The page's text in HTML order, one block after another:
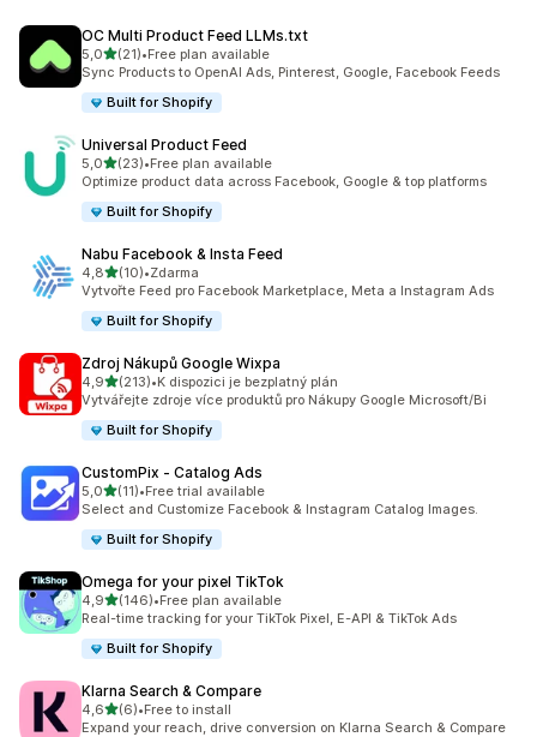
OC Multi Product Feed LLMs.txt
5,0z 5 hvězd
(21)
Celkový počet recenzí: 21
•Free plan available
Sync Products to OpenAI Ads, Pinterest, Google, Facebook Feeds
Built for Shopify
Universal Product Feed
5,0z 5 hvězd
(23)
Celkový počet recenzí: 23
•Free plan available
Optimize product data across Facebook, Google & top platforms
Built for Shopify
Nabu Facebook & Insta Feed
4,8z 5 hvězd
(10)
Celkový počet recenzí: 10
•Zdarma
Vytvořte Feed pro Facebook Marketplace, Meta a Instagram Ads
Built for Shopify
Zdroj Nákupů Google Wixpa
4,9z 5 hvězd
(213)
Celkový počet recenzí: 213
•K dispozici je bezplatný plán
Vytvářejte zdroje více produktů pro Nákupy Google Microsoft/Bi
Built for Shopify
CustomPix ‑ Catalog Ads
5,0z 5 hvězd
(11)
Celkový počet recenzí: 11
•Free trial available
Select and Customize Facebook & Instagram Catalog Images.
Built for Shopify
Omega for your pixel TikTok
4,9z 5 hvězd
(146)
Celkový počet recenzí: 146
•Free plan available
Real-time tracking for your TikTok Pixel, E-API & TikTok Ads
Built for Shopify
Klarna Search & Compare
4,6z 5 hvězd
(6)
Celkový počet recenzí: 6
•Free to install
Expand your reach, drive conversion on Klarna Search & Compare